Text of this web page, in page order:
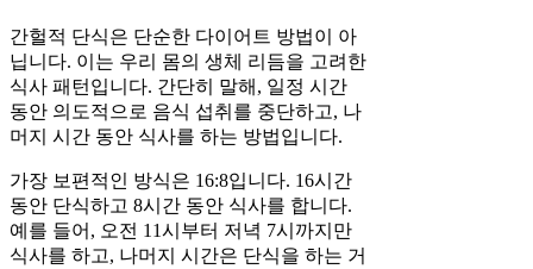
간헐적 단식은 단순한 다이어트 방법이 아
닙니다. 이는 우리 몸의 생체 리듬을 고려한
식사 패턴입니다. 간단히 말해, 일정 시간
동안 의도적으로 음식 섭취를 중단하고, 나
머지 시간 동안 식사를 하는 방법입니다.
가장 보편적인 방식은 16:8입니다. 16시간
동안 단식하고 8시간 동안 식사를 합니다.
예를 들어, 오전 11시부터 저녁 7시까지만
식사를 하고, 나머지 시간은 단식을 하는 거